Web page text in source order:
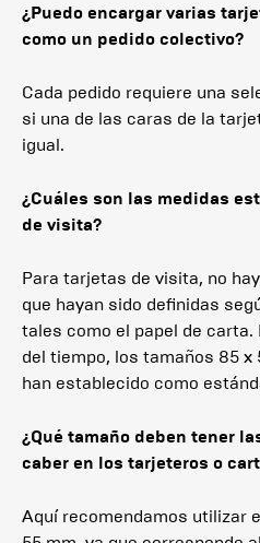
¿Puedo encargar varias
como un pedido colectivo?
Cada pedido requiere una
si una de las caras de la
igual.
¿Cuáles son las medidas
de visita?
Para tarjetas de visita, no
que hayan sido definidas
tales como el papel de carta.
del tiempo, los tamaños 85 x
han establecido como
¿Qué tamaño deben tener
caber en los tarjeteros o
Aquí recomendamos utilizar